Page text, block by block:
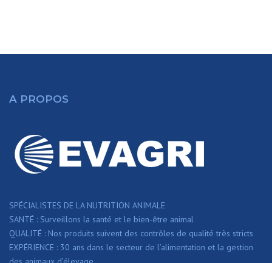
A PROPOS
SPÉCIALISTES DE LA NUTRITION ANIMALE
SANTÉ : Surveillons la santé et le bien-être animal
QUALITÉ : Nos produits suivent des contrôles de qualité très stricts
EXPÉRIENCE : 30 ans dans le secteur de l’alimentation et la gestion